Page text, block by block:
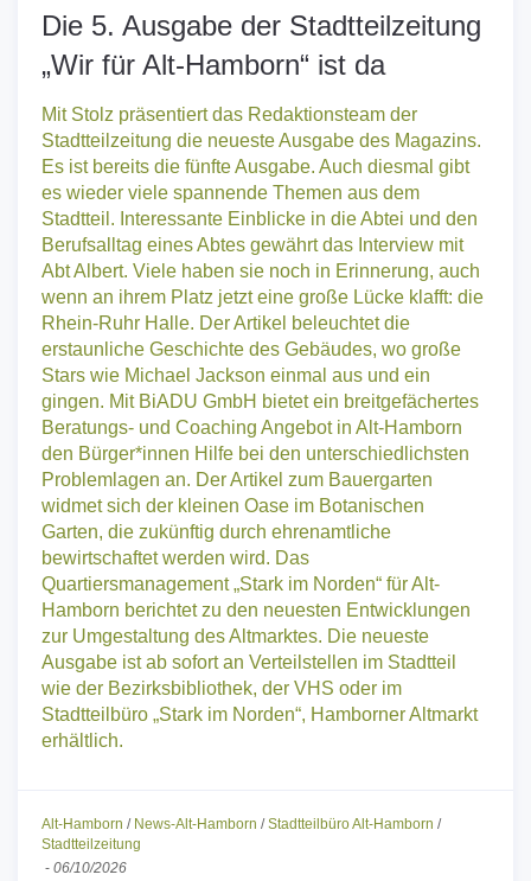
Die 5. Ausgabe der Stadtteilzeitung
„Wir für Alt-Hamborn“ ist da
Mit Stolz präsentiert das Redaktionsteam der
Stadtteilzeitung die neueste Ausgabe des Magazins.
Es ist bereits die fünfte Ausgabe. Auch diesmal gibt
es wieder viele spannende Themen aus dem
Stadtteil. Interessante Einblicke in die Abtei und den
Berufsalltag eines Abtes gewährt das Interview mit
Abt Albert. Viele haben sie noch in Erinnerung, auch
wenn an ihrem Platz jetzt eine große Lücke klafft: die
Rhein-Ruhr Halle. Der Artikel beleuchtet die
erstaunliche Geschichte des Gebäudes, wo große
Stars wie Michael Jackson einmal aus und ein
gingen. Mit BiADU GmbH bietet ein breitgefächertes
Beratungs- und Coaching Angebot in Alt-Hamborn
den Bürger*innen Hilfe bei den unterschiedlichsten
Problemlagen an. Der Artikel zum Bauergarten
widmet sich der kleinen Oase im Botanischen
Garten, die zukünftig durch ehrenamtliche
bewirtschaftet werden wird. Das
Quartiersmanagement „Stark im Norden“ für Alt-
Hamborn berichtet zu den neuesten Entwicklungen
zur Umgestaltung des Altmarktes. Die neueste
Ausgabe ist ab sofort an Verteilstellen im Stadtteil
wie der Bezirksbibliothek, der VHS oder im
Stadtteilbüro „Stark im Norden“, Hamborner Altmarkt
Alt-Hamborn/News-Alt-Hamborn
Stadtteilzeitung